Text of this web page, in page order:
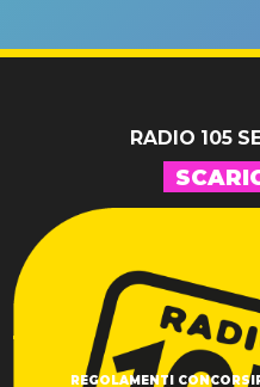
RADIO 105
REGOLAMENTI CONCORSI